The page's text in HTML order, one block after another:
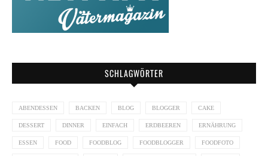
SCHLAGWÖRTER
ABENDESSEN BACKEN BLOG BLOGGER CAKE
DESSERT DINNER EINFACH ERDBEEREN ERNÄHRUNG
ESSEN FOOD FOODBLOG FOODBLOGGER FOODFOTO